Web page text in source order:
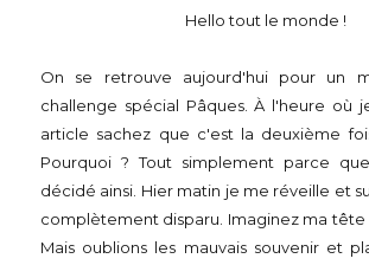
Hello tout le monde !
On se retrouve aujourd'hui pour un
challenge spécial Pâques. À l'heure où
article sachez que c'est la deuxième
Pourquoi ? Tout simplement parce
décidé ainsi. Hier matin je me réveille et
complètement disparu. Imaginez ma tête
Mais oublions les mauvais souvenir et